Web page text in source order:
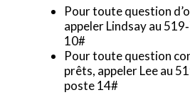
Pour toute question
appeler Lindsay au
10#
Pour toute question
prêts, appeler Lee au
poste 14#